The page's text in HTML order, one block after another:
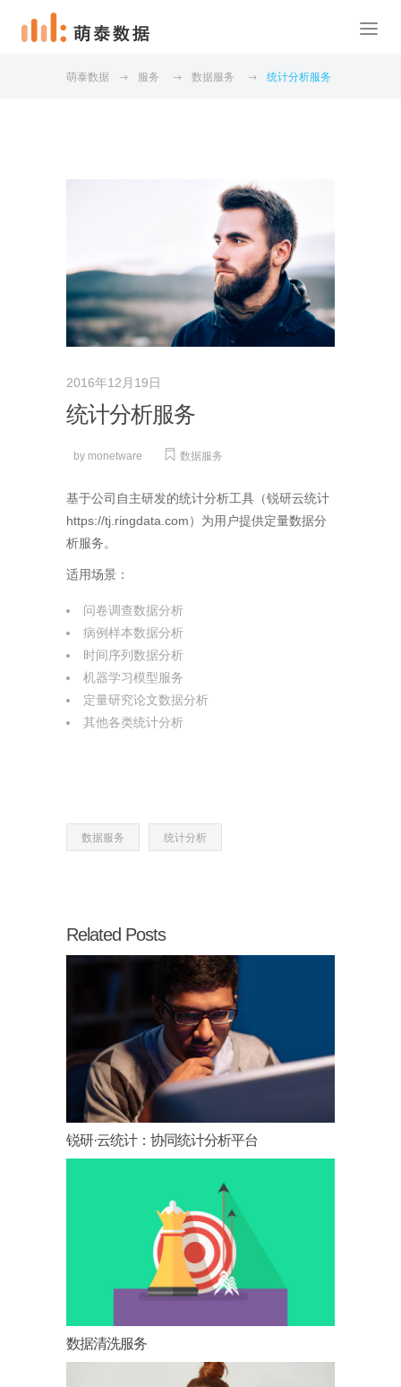
萌泰数据 服务 数据服务 统计分析服务
2016年12月19日
统计分析服务
by monetware 数据服务
基于公司自主研发的统计分析工具（锐研云统计
https://tj.ringdata.com）为用户提供定量数据分
析服务。
适用场景：
问卷调查数据分析
病例样本数据分析
时间序列数据分析
机器学习模型服务
定量研究论文数据分析
其他各类统计分析
数据服务 统计分析
Related Posts
锐研·云统计：协同统计分析平台
数据清洗服务